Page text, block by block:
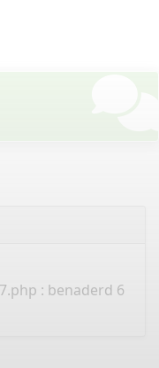
: benaderd 6